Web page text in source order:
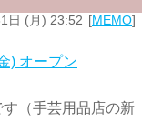
日 (月) 23:52 MEMO
) オープン
（手芸用品店の新